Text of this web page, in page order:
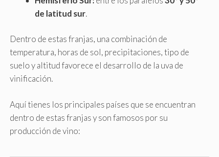
de latitud sur.
Dentro de estas franjas, una combinación de
temperatura, horas de sol, precipitaciones, tipo de
suelo y altitud favorece el desarrollo de la uva de
vinificación.
Aquí tienes los principales países que se encuentran
dentro de estas franjas y son famosos por su
producción de vino: